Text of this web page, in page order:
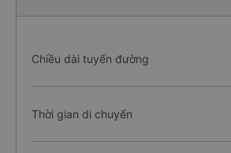
Chiều dài tuyến đường
Thời gian di chuyển